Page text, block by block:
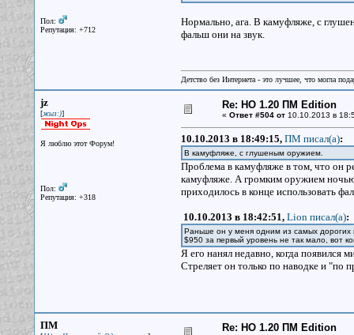
Пол:
Репутация: +712
Нормально, ага. В камуфляже, с
фальш они на звук.
Детство без Интернета - это лучшее, что могла
jz
[жыз:)]
Я люблю этот Форум!
Пол:
Репутация: +318
Re: НО 1.20 ПМ Edition
« Ответ #504 от10.10.2013 в
10.10.2013 в 18:49:15, ПМ писал(a):
В камуфляже, с глушеным оружием.
Проблема в камуфляже в том, что он
камуфляже. А громким оружием
приходилось в конце использовать
10.10.2013 в 18:42:51, Lion писал(a):
Раньше он у меня одним из самых дорогих
$950 за первый уровень не так мало, вот
Я его нанял недавно, когда появился
Стреляет он только по наводке и "по
ПМ Re: НО 1.20 ПМ Edition